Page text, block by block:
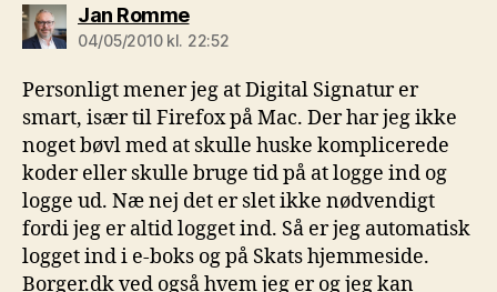
Jan Rommesiger:
04/05/2010 kl. 22:52
Personligt mener jeg at Digital Signatur er
smart, især til Firefox på Mac. Der har jeg ikke
noget bøvl med at skulle huske komplicerede
koder eller skulle bruge tid på at logge ind og
logge ud. Næ nej det er slet ikke nødvendigt
fordi jeg er altid logget ind. Så er jeg automatisk
logget ind i e-boks og på Skats hjemmeside.
Borger.dk ved også hvem jeg er og jeg kan